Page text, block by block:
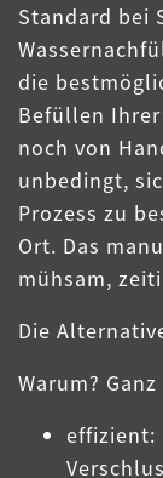
Standard bei
die
Befüllen
noch von
unbedingt,
Prozess zu
Ort. Das
mühsam,
Die
Warum?
effizient: